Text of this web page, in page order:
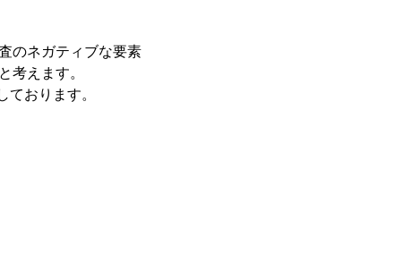
のネガティブな要素
考えます。
おります。